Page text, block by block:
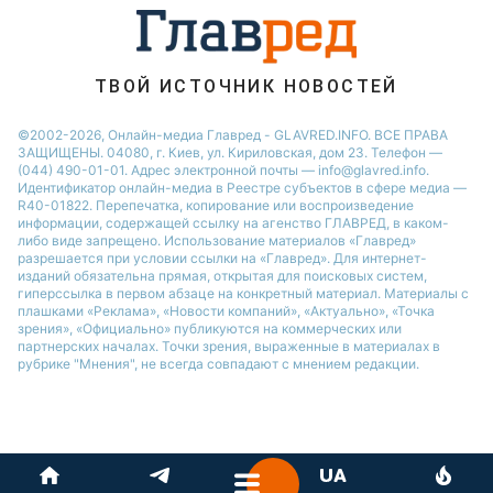
ТВОЙ ИСТОЧНИК НОВОСТЕЙ
©2002-2026, Онлайн-медиа Главред - GLAVRED.INFO. ВСЕ ПРАВА
ЗАЩИЩЕНЫ. 04080, г. Киев, ул. Кириловская, дом 23. Телефон —
(044) 490-01-01. Адрес электронной почты — info@glavred.info.
Идентификатор онлайн-медиа в Реестре cубъектов в сфере медиа —
R40-01822. Перепечатка, копирование или воспроизведение
информации, содержащей ссылку на агенство ГЛАВРЕД, в каком-
либо виде запрещено. Использование материалов «Главред»
разрешается при условии ссылки на «Главред». Для интернет-
изданий обязательна прямая, открытая для поисковых систем,
гиперссылка в первом абзаце на конкретный материал. Материалы с
плашками «Реклама», «Новости компаний», «Актуально», «Точка
зрения», «Официально» публикуются на коммерческих или
партнерских началах. Точки зрения, выраженные в материалах в
рубрике "Мнения", не всегда совпадают с мнением редакции.